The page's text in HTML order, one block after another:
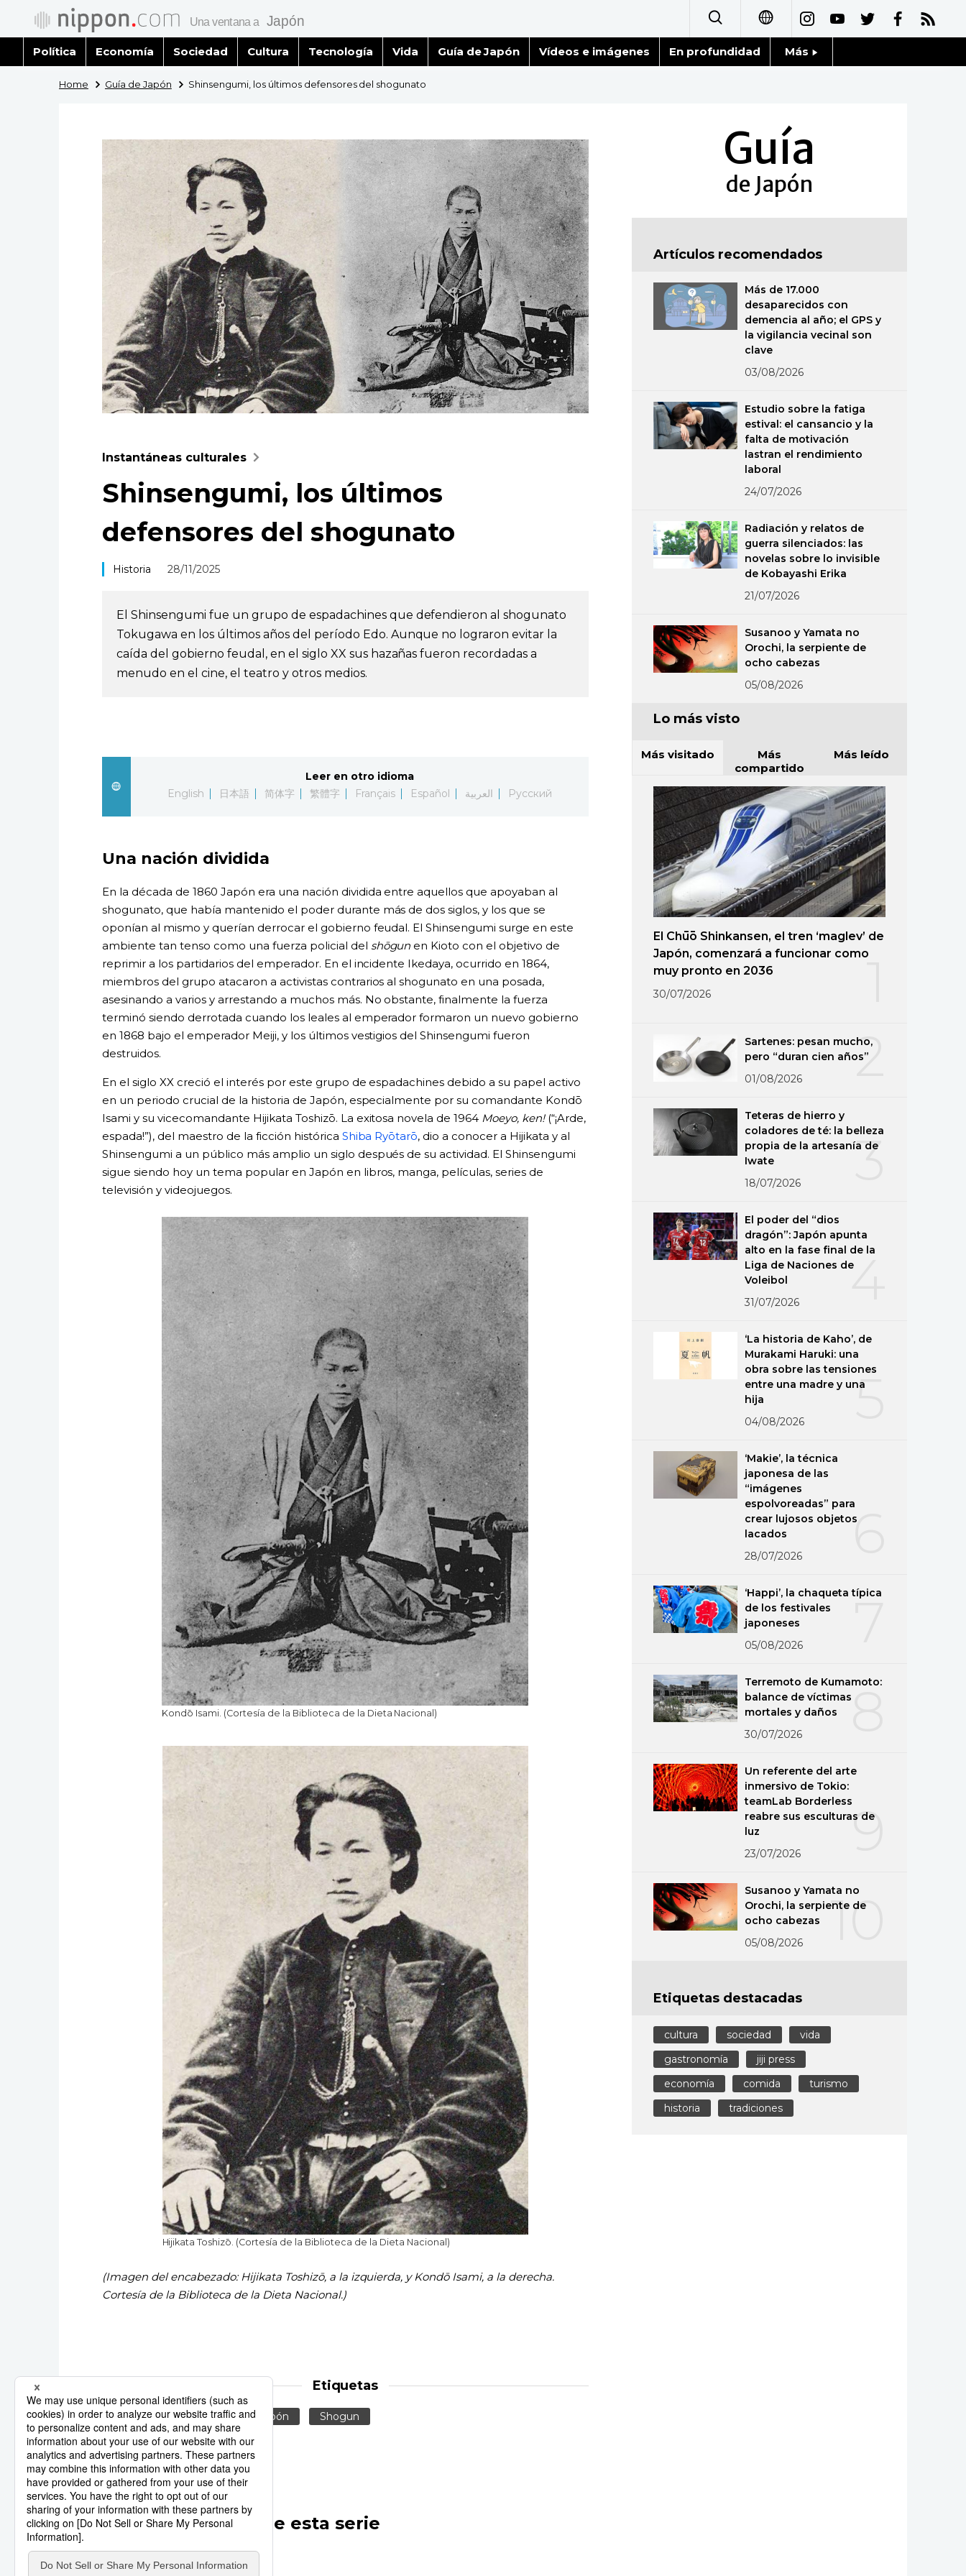
日本語
简体字
繁體字
Français
Política Economía Sociedad Cultura Tecnología Vida Guía de Japón Vídeos e imágenes En profundidad Más
Fragmentos de Japón
Gente
Avisos
Home Guía de Japón Shinsengumi, los últimos defensores del shogunato
Instantáneas culturales
Shinsengumi, los últimos
defensores del shogunato
Historia 28/11/2025
El Shinsengumi fue un grupo de espadachines que defendieron al shogunato
Tokugawa en los últimos años del período Edo. Aunque no lograron evitar la
caída del gobierno feudal, en el siglo XX sus hazañas fueron recordadas a
menudo en el cine, el teatro y otros medios.
Leer en otro idioma
English
日本語 简体字 繁體字 Français Español العربية Русский
Una nación dividida
En la década de 1860 Japón era una nación dividida entre aquellos que apoyaban al
shogunato, que había mantenido el poder durante más de dos siglos, y los que se
oponían al mismo y querían derrocar el gobierno feudal. El Shinsengumi surge en este
ambiente tan tenso como una fuerza policial del shōgun en Kioto con el objetivo de
reprimir a los partidarios del emperador. En el incidente Ikedaya, ocurrido en 1864,
miembros del grupo atacaron a activistas contrarios al shogunato en una posada,
asesinando a varios y arrestando a muchos más. No obstante, finalmente la fuerza
terminó siendo derrotada cuando los leales al emperador formaron un nuevo gobierno
en 1868 bajo el emperador Meiji, y los últimos vestigios del Shinsengumi fueron
destruidos.
En el siglo XX creció el interés por este grupo de espadachines debido a su papel activo
en un periodo crucial de la historia de Japón, especialmente por su comandante Kondō
Isami y su vicecomandante Hijikata Toshizō. La exitosa novela de 1964 Moeyo, ken!(“¡Arde,
espada!”), del maestro de la ficción histórica Shiba Ryōtarō, dio a conocer a Hijikata y al
Shinsengumi a un público más amplio un siglo después de su actividad. El Shinsengumi
sigue siendo hoy un tema popular en Japón en libros, manga, películas, series de
televisión y videojuegos.
Kondō Isami. (Cortesía de la Biblioteca de la Dieta Nacional)
Hijikata Toshizō. (Cortesía de la Biblioteca de la Dieta Nacional)
(Imagen del encabezado: Hijikata Toshizō, a la izquierda, y Kondō Isami, a la derecha.
Cortesía de la Biblioteca de la Dieta Nacional.)
Etiquetas
Bakumatsu Historia de Japón Shogun
Otros artículos de esta serie
Guía
de Japón
Artículos recomendados
Más de 17.000
desaparecidos con
demencia al año; el GPS y
la vigilancia vecinal son
clave
03/08/2026
Estudio sobre la fatiga
estival: el cansancio y la
falta de motivación
lastran el rendimiento
laboral
24/07/2026
Radiación y relatos de
guerra silenciados: las
novelas sobre lo invisible
de Kobayashi Erika
21/07/2026
Susanoo y Yamata no
Orochi, la serpiente de
ocho cabezas
05/08/2026
Lo más visto
Más visitado
Más
compartido
Más leído
El Chūō Shinkansen, el tren ‘maglev’ de
Japón, comenzará a funcionar como
muy pronto en 2036
30/07/2026
2
Sartenes: pesan mucho,
pero “duran cien años”
01/08/2026
3
Teteras de hierro y
coladores de té: la belleza
propia de la artesanía de
Iwate
18/07/2026
4
El poder del “dios
dragón”: Japón apunta
alto en la fase final de la
Liga de Naciones de
Voleibol
31/07/2026
5
‘La historia de Kaho’, de
Murakami Haruki: una
obra sobre las tensiones
entre una madre y una
hija
04/08/2026
6
‘Makie’, la técnica
japonesa de las
“imágenes
espolvoreadas” para
crear lujosos objetos
lacados
28/07/2026
7
‘Happi’, la chaqueta típica
de los festivales
japoneses
05/08/2026
8
Terremoto de Kumamoto:
balance de víctimas
mortales y daños
30/07/2026
9
Un referente del arte
inmersivo de Tokio:
teamLab Borderless
reabre sus esculturas de
luz
23/07/2026
10
Susanoo y Yamata no
Orochi, la serpiente de
ocho cabezas
05/08/2026
Etiquetas destacadas
cultura sociedad
vida
gastronomía
jiji press
economía
comida
turismo
historia
tradiciones